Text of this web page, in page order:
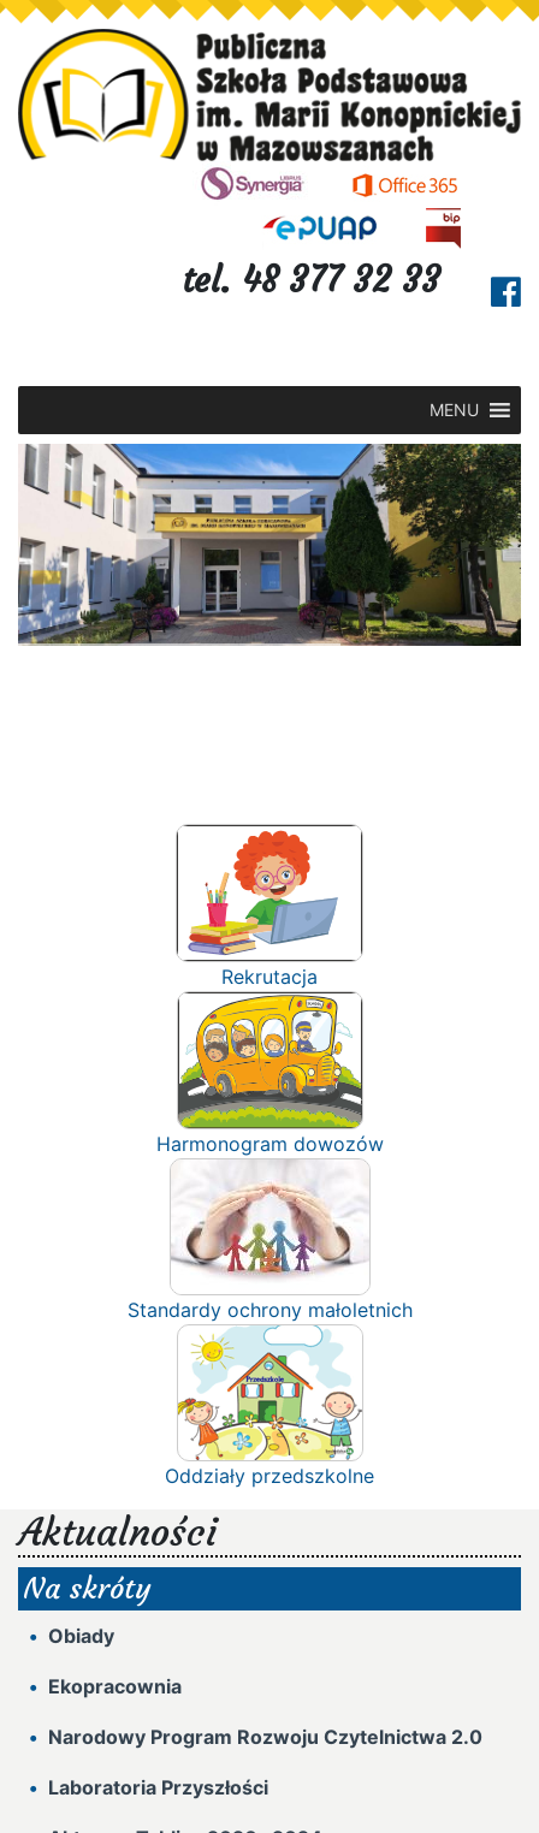
tel. 48 377 32 33
MENU
Rekrutacja
Harmonogram dowozów
Standardy ochrony małoletnich
Oddziały przedszkolne
Aktualności
Na skróty
Obiady
Ekopracownia
Narodowy Program Rozwoju Czytelnictwa 2.0
Laboratoria Przyszłości